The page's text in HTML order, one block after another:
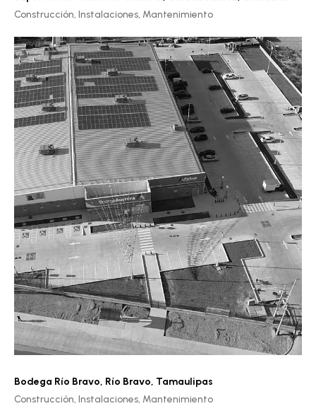
Construcción, Instalaciones, Mantenimiento
Bodega Río Bravo, Río Bravo, Tamaulipas
Construcción, Instalaciones, Mantenimiento